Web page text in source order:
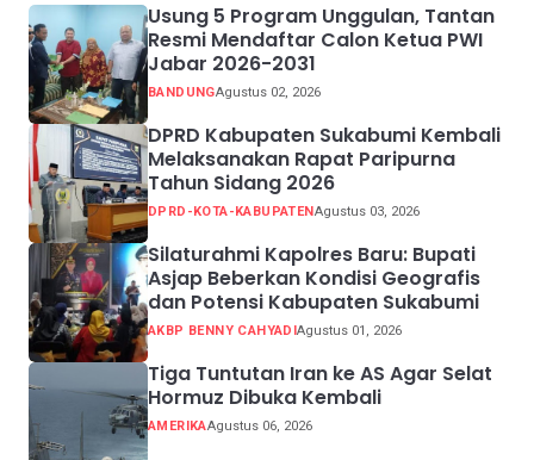
Usung 5 Program Unggulan, Tantan
Resmi Mendaftar Calon Ketua PWI
Jabar 2026-2031
BANDUNGAgustus 02, 2026
DPRD Kabupaten Sukabumi Kembali
Melaksanakan Rapat Paripurna
Tahun Sidang 2026
DPRD-KOTA-KABUPATEN Agustus 03, 2026
Silaturahmi Kapolres Baru: Bupati
Asjap Beberkan Kondisi Geografis
dan Potensi Kabupaten Sukabumi
AKBP BENNY CAHYADIAgustus 01, 2026
Tiga Tuntutan Iran ke AS Agar Selat
Hormuz Dibuka Kembali
AMERIKAAgustus 06, 2026